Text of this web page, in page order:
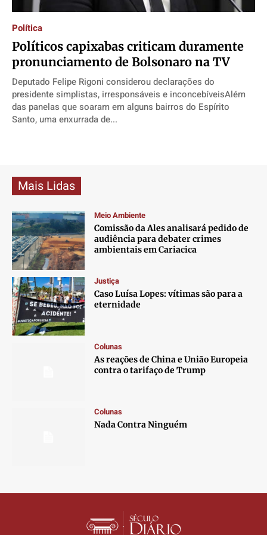
Direitos
Economia
Cultura
Colunas
Caetano Roque
Gustavo Bastos
Jr Mignone (in memorian)
Publicidade Legal
Anuncie
Quem Somos
Expediente
Contato
Anuncie
Termos de Uso
Direitos
Economia
Cultura
Colunas
Caetano Roque
Gustavo Bastos
Jr Mignone (in memorian)
Publicidade Legal
Anuncie
Quem Somos
Expediente
Contato
Anuncie
Termos de Uso
Direitos
Economia
Cultura
Colunas
Caetano Roque
Gustavo Bastos
Jr Mignone (in memorian)
Publicidade Legal
Anuncie
Quem Somos
Expediente
Contato
Anuncie
Termos de Uso
Direitos
Economia
Cultura
Colunas
Caetano Roque
Gustavo Bastos
Jr Mignone (in memorian)
Publicidade Legal
Anuncie
Quem Somos
Expediente
Contato
Anuncie
Termos de Uso
Política
Políticos capixabas criticam duramente
pronunciamento de Bolsonaro na TV
Deputado Felipe Rigoni considerou declarações do
presidente simplistas, irresponsáveis e inconcebíveisAlém
das panelas que soaram em alguns bairros do Espírito
Santo, uma enxurrada de...
Mais Lidas
Meio Ambiente
Comissão da Ales analisará pedido de
audiência para debater crimes
ambientais em Cariacica
Justiça
Caso Luísa Lopes: vítimas são para a
eternidade
Colunas
As reações de China e União Europeia
contra o tarifaço de Trump
Colunas
Nada Contra Ninguém